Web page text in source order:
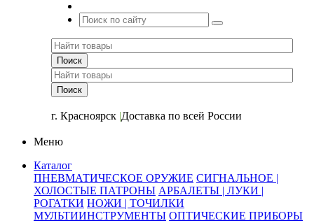
г. Красноярск |Доставка по всей России
Меню
Каталог
ПНЕВМАТИЧЕСКОЕ ОРУЖИЕ СИГНАЛЬНОЕ |
ХОЛОСТЫЕ ПАТРОНЫ АРБАЛЕТЫ | ЛУКИ |
РОГАТКИ НОЖИ | ТОЧИЛКИ
МУЛЬТИИНСТРУМЕНТЫ ОПТИЧЕСКИЕ ПРИБОРЫ